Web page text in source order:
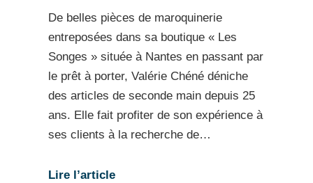
De belles pièces de maroquinerie
entreposées dans sa boutique « Les
Songes » située à Nantes en passant par
le prêt à porter, Valérie Chéné déniche
des articles de seconde main depuis 25
ans. Elle fait profiter de son expérience à
ses clients à la recherche de…
Lire l’article